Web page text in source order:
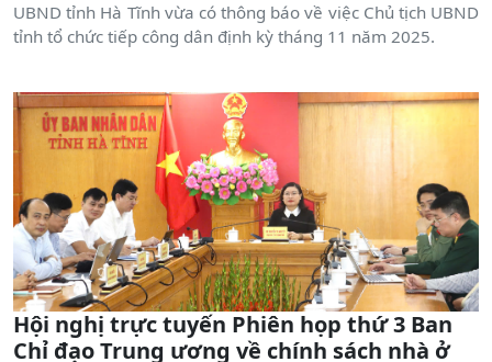
UBND tỉnh Hà Tĩnh vừa có thông báo về việc Chủ tịch UBND
tỉnh tổ chức tiếp công dân định kỳ tháng 11 năm 2025.
Hội nghị trực tuyến Phiên họp thứ 3 Ban
Chỉ đạo Trung ương về chính sách nhà ở